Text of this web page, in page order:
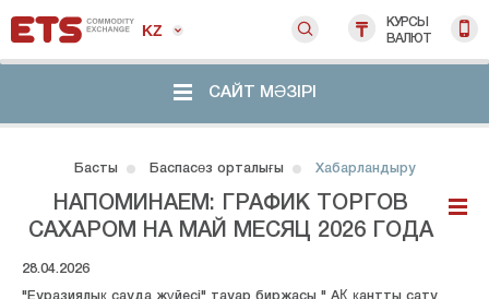
KZ
КУРСЫ
ВАЛЮТ
САЙТ МӘЗІРІ
Басты Баспасөз орталығы Хабарландыру
НАПОМИНАЕМ: ГРАФИК ТОРГОВ
САХАРОМ НА МАЙ МЕСЯЦ 2026 ГОДА
28.04.2026
"Еуразиялық сауда жүйесі" тауар биржасы " АҚ қантты сату